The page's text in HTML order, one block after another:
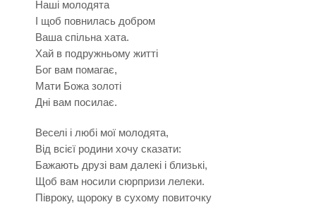
Наші молодята
І щоб повнилась добром
Ваша спільна хата.
Хай в подружньому житті
Бог вам помагає,
Мати Божа золоті
Дні вам посилає.
Веселі і любі мої молодята,
Від всієї родини хочу сказати:
Бажають друзі вам далекі і близькі,
Щоб вам носили сюрпризи лелеки.
Півроку, щороку в сухому повиточку